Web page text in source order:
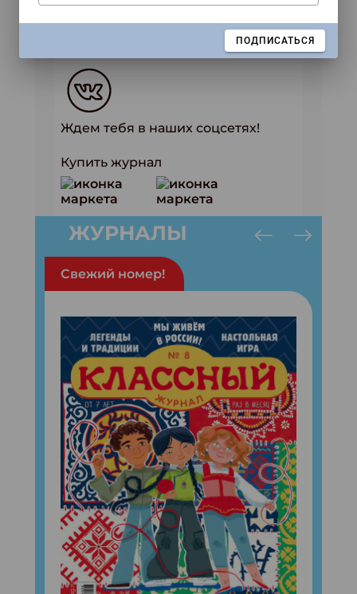
https://www.classmag.ru/2025/4
Ждем тебя в наших соцсетях!
Купить журнал
ЖУРНАЛЫ
Свежий номер!
ПОДПИСАТЬСЯ